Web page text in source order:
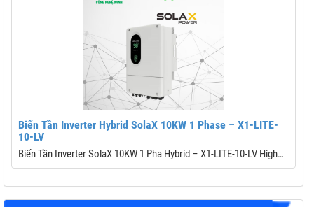
Biến Tần Inverter Hybrid SolaX 10KW 1 Phase – X1-LITE-
10-LV
Biến Tần Inverter SolaX 10KW 1 Pha Hybrid – X1-LITE-10-LV High
Performance
Thương hiệu: Solax Power
Công suất PV tối đa: 20,000 Wp